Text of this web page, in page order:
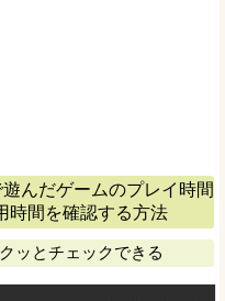
んだゲームのプレイ時間
時間を確認する方法
ッとチェックできる